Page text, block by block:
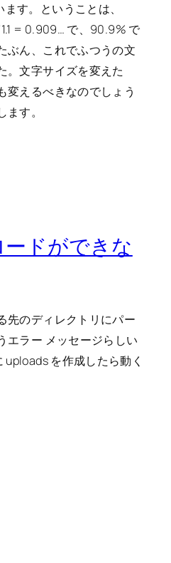
す。ということは、
= 0.909… で、90.9% で
ぶん、これでふつうの文
。文字サイズを変えた
変えるべきなのでしょう
す。
ドができな
先のディレクトリにパー
エラー メッセージらしい
を作成したら動く